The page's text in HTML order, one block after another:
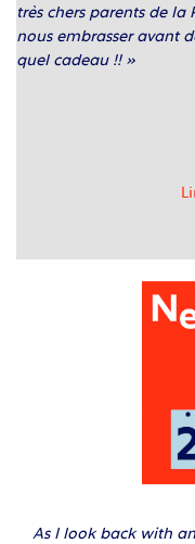
très chers parents de la
nous embrasser avant
quel cadeau !! »
As I look back with